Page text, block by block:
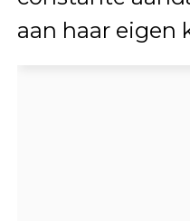
aan haar eigen